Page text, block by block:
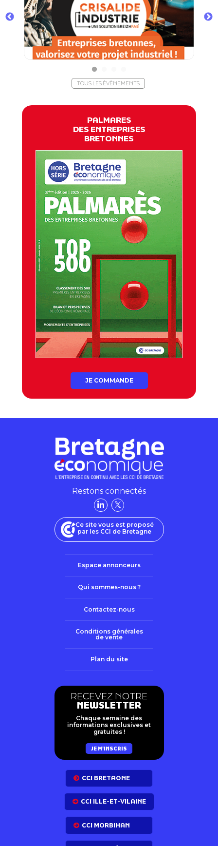
TOUS LES ÉVÈNEMENTS
PALMARES
DES ENTREPRISES
BRETONNES
JE COMMANDE
Restons connectés
Ce site vous est proposé
par les CCI de Bretagne
Espace annonceurs
Qui sommes-nous ?
Contactez-nous
Conditions générales
de vente
Plan du site
RECEVEZ NOTRE
NEWSLETTER
Chaque semaine des
informations exclusives et
gratuites !
JE M'INSCRIS
CCI BRETAGNE
CCI ILLE-ET-VILAINE
CCI MORBIHAN